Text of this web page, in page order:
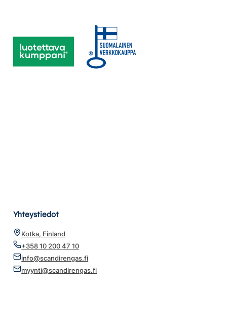
Yhteystiedot
Kotka, Finland
+358 10 200 47 10
info@scandirengas.fi
myynti@scandirengas.fi